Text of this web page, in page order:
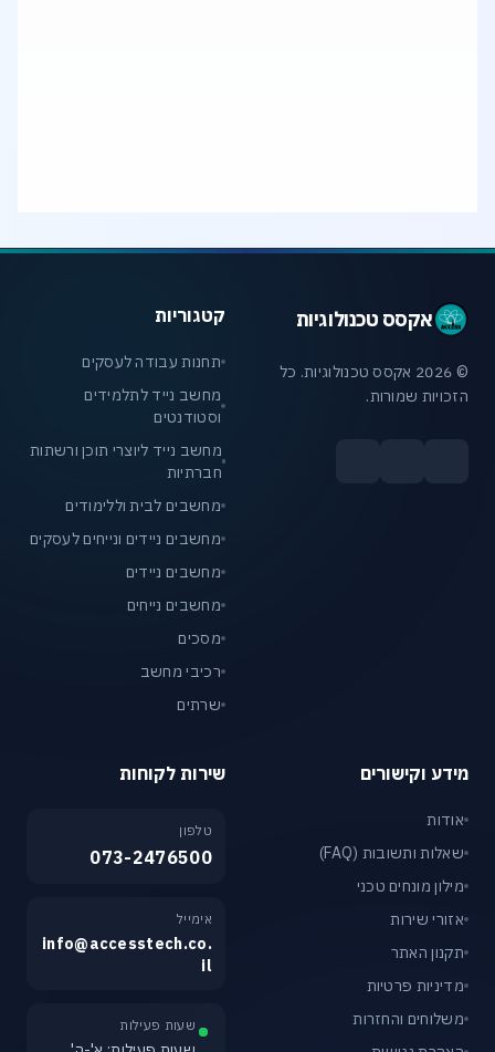
אקסס טכנולוגיות
© 2026 אקסס טכנולוגיות. כל
הזכויות שמורות.
קטגוריות
תחנות עבודה לעסקים
מחשב נייד לתלמידים
וסטודנטים
מחשב נייד ליוצרי תוכן ורשתות
חברתיות
מחשבים לבית וללימודים
מחשבים ניידים ונייחים לעסקים
מחשבים ניידים
מחשבים נייחים
מסכים
רכיבי מחשב
שרתים
מידע וקישורים
אודות
שאלות ותשובות (FAQ)
מילון מונחים טכני
אזורי שירות
תקנון האתר
מדיניות פרטיות
משלוחים והחזרות
שירות לקוחות
טלפון
073-2476500
אימייל
info@accesstech.co.
il
שעות פעילות